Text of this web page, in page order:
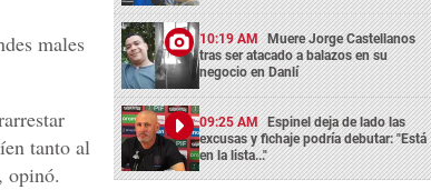
males
tanto al
opinó.
10:19 AM Muere Jorge Castellanos
tras ser atacado a balazos en su
negocio en Danlí
09:25 AM Espinel deja de lado las
excusas y fichaje podría debutar: "Está
en la lista..."